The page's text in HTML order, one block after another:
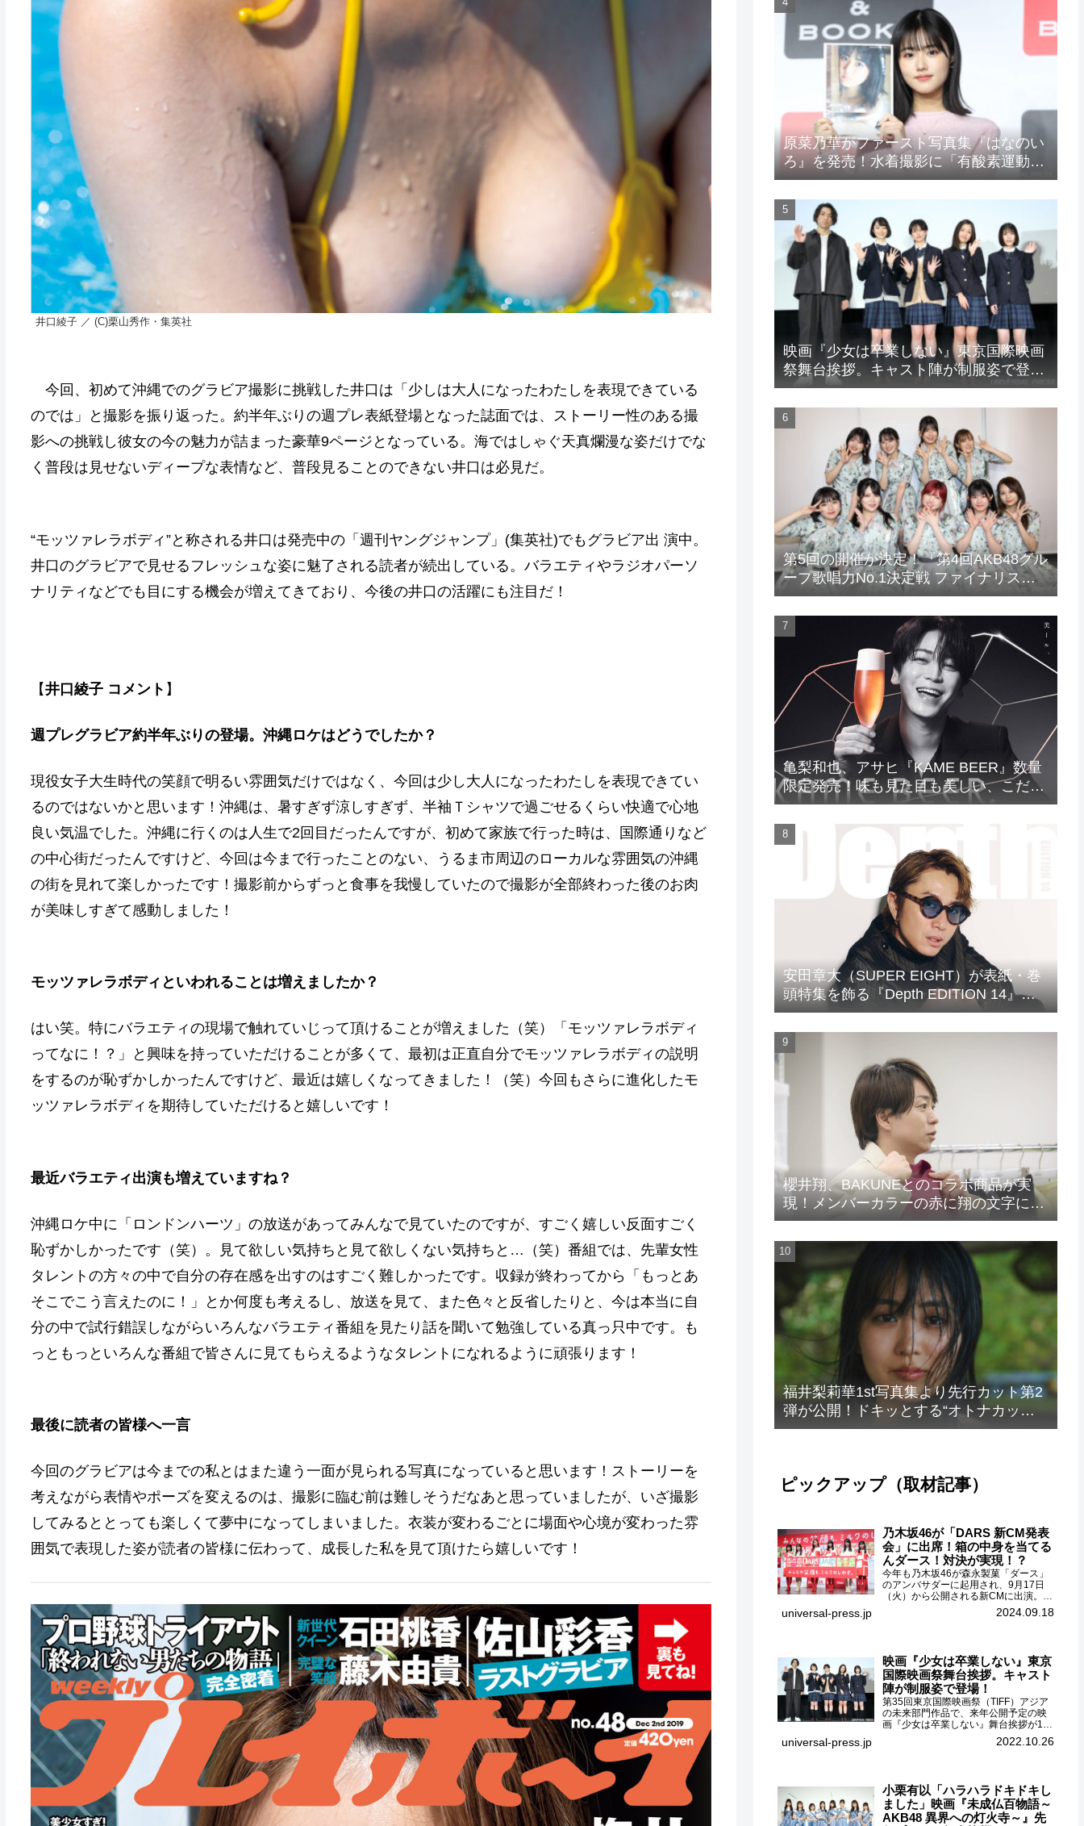
井口綾子 ／ (C)栗山秀作・集英社
今回、初めて沖縄でのグラビア撮影に挑戦した井口は「少しは大人になったわたしを表現できている
のでは」と撮影を振り返った。約半年ぶりの週プレ表紙登場となった誌面では、ストーリー性のある撮
影への挑戦し彼女の今の魅力が詰まった豪華9ページとなっている。海ではしゃぐ天真爛漫な姿だけでな
く普段は見せないディープな表情など、普段見ることのできない井口は必見だ。
“モッツァレラボディ”と称される井口は発売中の「週刊ヤングジャンプ」(集英社)でもグラビア出 演中。
井口のグラビアで見せるフレッシュな姿に魅了される読者が続出している。バラエティやラジオパーソ
ナリティなどでも目にする機会が増えてきており、今後の井口の活躍にも注目だ！
【井口綾子 コメント 】
週プレグラビア約半年ぶりの登場。沖縄ロケはどうでしたか？
現役女子大生時代の笑顔で明るい雰囲気だけではなく、今回は少し大人になったわたしを表現できてい
るのではないかと思います！沖縄は、暑すぎず涼しすぎず、半袖Ｔシャツで過ごせるくらい快適で心地
良い気温でした。沖縄に行くのは人生で2回目だったんですが、初めて家族で行った時は、国際通りなど
の中心街だったんですけど、今回は今まで行ったことのない、うるま市周辺のローカルな雰囲気の沖縄
の街を見れて楽しかったです！撮影前からずっと食事を我慢していたので撮影が全部終わった後のお肉
が美味しすぎて感動しました！
モッツァレラボディといわれることは増えましたか？
はい笑。特にバラエティの現場で触れていじって頂けることが増えました（笑）「モッツァレラボディ
ってなに！？」と興味を持っていただけることが多くて、最初は正直自分でモッツァレラボディの説明
をするのが恥ずかしかったんですけど、最近は嬉しくなってきました！（笑）今回もさらに進化したモ
ッツァレラボディを期待していただけると嬉しいです！
最近バラエティ出演も増えていますね？
沖縄ロケ中に「ロンドンハーツ」の放送があってみんなで見ていたのですが、すごく嬉しい反面すごく
恥ずかしかったです（笑）。見て欲しい気持ちと見て欲しくない気持ちと…（笑）番組では、先輩女性
タレントの方々の中で自分の存在感を出すのはすごく難しかったです。収録が終わってから「もっとあ
そこでこう言えたのに！」とか何度も考えるし、放送を見て、また色々と反省したりと、今は本当に自
分の中で試行錯誤しながらいろんなバラエティ番組を見たり話を聞いて勉強している真っ只中です。も
っともっといろんな番組で皆さんに見てもらえるようなタレントになれるように頑張ります！
最後に読者の皆様へ一言
今回のグラビアは今までの私とはまた違う一面が見られる写真になっていると思います！ストーリーを
考えながら表情やポーズを変えるのは、撮影に臨む前は難しそうだなあと思っていましたが、いざ撮影
してみるととっても楽しくて夢中になってしまいました。衣装が変わるごとに場面や心境が変わった雰
囲気で表現した姿が読者の皆様に伝わって、成長した私を見て頂けたら嬉しいです！
原菜乃華がファースト写真集『はなのい
ろ』を発売！水着撮影に「有酸素運動と
筋トレを頑張りました」
映画『少女は卒業しない』東京国際映画
祭舞台挨拶。キャスト陣が制服姿で登
場！
第5回の開催が決定！『第4回AKB48グル
ープ歌唱力No.1決定戦 ファイナリスト
LIVE』
亀梨和也、アサヒ『KAME BEER』数量
限定発売！味も見た目も美しい、こだわ
りのビールがついに完成
安田章大（SUPER EIGHT）が表紙・巻
頭特集を飾る『Depth EDITION 14』が
発売！
櫻井翔、BAKUNEとのコラボ商品が実
現！メンバーカラーの赤に翔の文字に着
想を得たデザイン
福井梨莉華1st写真集より先行カット第2
弾が公開！ドキッとする“オトナカッ
ト”が解禁！
ピックアップ（取材記事）
乃木坂46が「DARS 新CM発表
会」に出席！箱の中身を当てる
んダース！対決が実現！？
今年も乃木坂46が森永製菓「ダース」
のアンバサダーに起用され、9月17日
（火）から公開される新CMに出演。
CMに出演するメンバーの中から岩本蓮
加、梅澤美波、遠藤さくら、賀喜遥
universal-press.jp 2024.09.18
映画『少女は卒業しない』東京
国際映画祭舞台挨拶。キャスト
陣が制服姿で登場！
第35回東京国際映画祭（TIFF）アジア
の未来部門作品で、来年公開予定の映
画『少女は卒業しない』舞台挨拶が10
月26日（水）丸の内ピカデリーで開催
され、出演者の河合優実、小野莉奈、
universal-press.jp 2022.10.26
小栗有以「ハラハラドキドキし
ました」映画『未成仏百物語～
AKB48 異界への灯火寺～』先